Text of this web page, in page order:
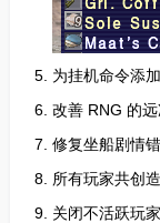
为挂机命令添
改善 RNG 的
修复坐船剧情
所有玩家共创造
关闭不活跃玩家